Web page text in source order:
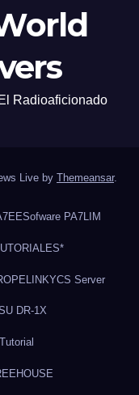
Radioaficionado
Live by Themeansar.
Sofware PA7LIM
YCS Server
DR-1X